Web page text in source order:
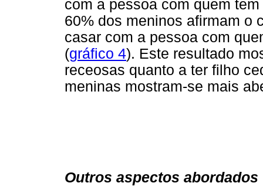
com a pessoa com quem
60% dos meninos afirmam o
casar com a pessoa com
(gráfico 4). Este resultado
receosas quanto a ter filho
meninas mostram-se mais
Outros aspectos abordados